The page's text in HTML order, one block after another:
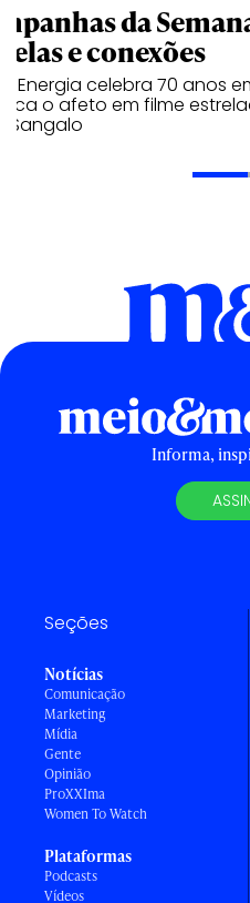
da
e conexões
Energia celebra 70 anos
o afeto em filme
Sangalo
Informa,
Seções
Notícias
Comunicação
Marketing
Mídia
Gente
Opinião
ProXXIma
Women To Watch
Plataformas
Podcasts
Vídeos